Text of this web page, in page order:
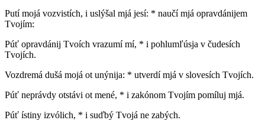
Putí mojá vozvistích, i uslýšal mjá jesí: * naučí mjá opravdánijem
Tvojím:
Púť opravdánij Tvoích vrazumí mí, * i pohlumľúsja v čudesích
Tvojích.
Vozdremá dušá mojá ot unýnija: * utverdí mjá v slovesích Tvojích.
Púť neprávdy otstávi ot mené, * i zakónom Tvojím pomíluj mjá.
Púť ístiny izvólich, * i suďbý Tvojá ne zabých.